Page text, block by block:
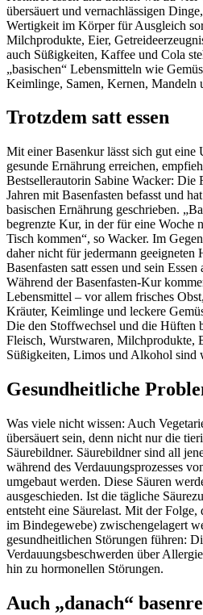
übersäuert und vernachlässigen
Wertigkeit im Körper für Ausgleich
Milchprodukte, Eier,
auch Süßigkeiten, Kaffee und Cola
„basischen“ Lebensmitteln wie
Keimlinge, Samen, Kernen, Mandeln
Trotzdem satt essen
Mit einer Basenkur lässt sich gut eine
gesunde Ernährung erreichen,
Bestsellerautorin Sabine Wacker: Die
Jahren mit Basenfasten befasst und
basischen Ernährung geschrieben.
begrenzte Kur, in der für eine Woche
Tisch kommen“, so Wacker. Im
daher nicht für jedermann geeigneten
Basenfasten satt essen und sein
Während der Basenfasten-Kur
Lebensmittel – vor allem frisches
Kräuter, Keimlinge und leckere
Die den Stoffwechsel und die Hüften
Fleisch, Wurstwaren, Milchprodukte,
Süßigkeiten, Limos und Alkohol sind
Gesundheitliche
Was viele nicht wissen: Auch
übersäuert sein, denn nicht nur die
Säurebildner. Säurebildner sind all
während des Verdauungsprozesses
umgebaut werden. Diese Säuren
ausgeschieden. Ist die tägliche
entsteht eine Säurelast. Mit der
im Bindegewebe) zwischengelagert
gesundheitlichen Störungen führen:
Verdauungsbeschwerden über
hin zu hormonellen Störungen.
Auch „danach“